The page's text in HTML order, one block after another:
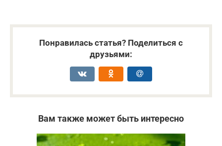
Понравилась статья? Поделиться с
друзьями:
Вам также может быть интересно